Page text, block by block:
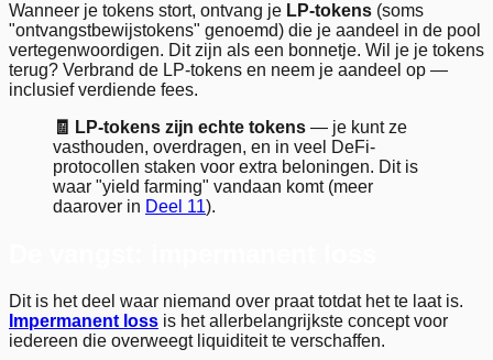
Wanneer je tokens stort, ontvang je LP-tokens (soms
"ontvangstbewijstokens" genoemd) die je aandeel in de pool
vertegenwoordigen. Dit zijn als een bonnetje. Wil je je tokens
terug? Verbrand de LP-tokens en neem je aandeel op —
inclusief verdiende fees.
🧾 LP-tokens zijn echte tokens — je kunt ze
vasthouden, overdragen, en in veel DeFi-
protocollen staken voor extra beloningen. Dit is
waar "yield farming" vandaan komt (meer
daarover in Deel 11).
Dit is het deel waar niemand over praat totdat het te laat is.
Impermanent loss is het allerbelangrijkste concept voor
iedereen die overweegt liquiditeit te verschaffen.